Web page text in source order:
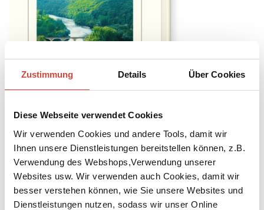
Zustimmung Details Über Cookies
Diese Webseite verwendet Cookies
Wir verwenden Cookies und andere Tools, damit wir
Ihnen unsere Dienstleistungen bereitstellen können, z.B.
Verwendung des Webshops,Verwendung unserer
Websites usw. Wir verwenden auch Cookies, damit wir
besser verstehen können, wie Sie unsere Websites und
Dienstleistungen nutzen, sodass wir unser Online